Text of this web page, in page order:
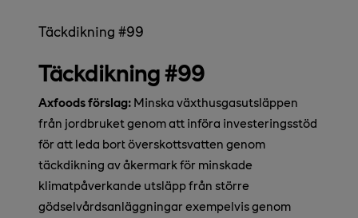
Täckdikning #99
Täckdikning #99
Axfoods förslag: Minska växthusgasutsläppen
från jordbruket genom att införa investeringsstöd
för att leda bort överskottsvatten genom
täckdikning av åkermark för minskade
klimatpåverkande utsläpp från större
gödselvårdsanläggningar exempelvis genom